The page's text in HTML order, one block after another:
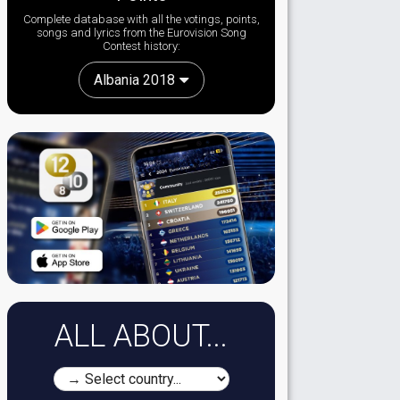
Complete database with all the votings, points,
songs and lyrics from the Eurovision Song
Contest history:
Albania 2018
ALL ABOUT...